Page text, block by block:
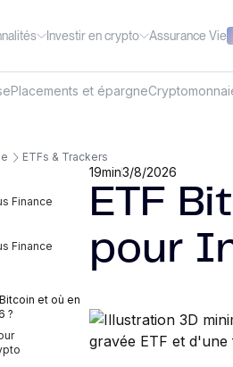
Investir en crypto Assurance Vie
ETFs & Trackers
Finance
Finance
et où en
?
19min3/8/2026
ETF
pour
Placements et épargne